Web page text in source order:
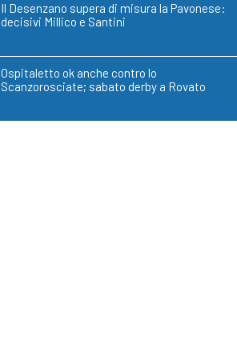
Il Desenzano supera di misura la Pavonese:
decisivi Millico e Santini
Ospitaletto ok anche contro lo
Scanzorosciate; sabato derby a Rovato